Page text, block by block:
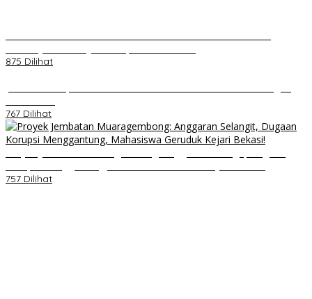
875 Dilihat
767 Dilihat
757 Dilihat